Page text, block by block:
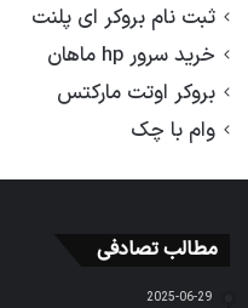
ثبت نام بروکر ای پلنت
خرید سرور hp ماهان
بروکر اوتت مارکتس
وام با چک
مطالب تصادفی
2025-06-29